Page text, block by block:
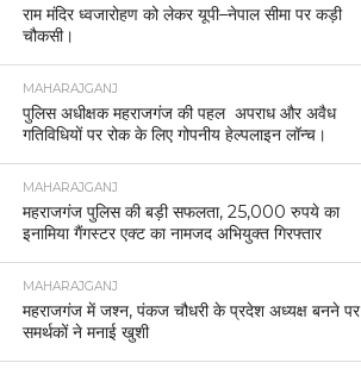
राम मंदिर ध्वजारोहण को लेकर यूपी–नेपाल सीमा पर कड़ी
चौकसी।
MAHARAJGANJ
पुलिस अधीक्षक महराजगंज की पहल अपराध और अवैध
गतिविधियों पर रोक के लिए गोपनीय हेल्पलाइन लॉन्च।
MAHARAJGANJ
महराजगंज पुलिस की बड़ी सफलता, 25,000 रुपये का
इनामिया गैंगस्टर एक्ट का नामजद अभियुक्त गिरफ्तार
MAHARAJGANJ
महराजगंज में जश्न, पंकज चौधरी के प्रदेश अध्यक्ष बनने पर
समर्थकों ने मनाई खुशी